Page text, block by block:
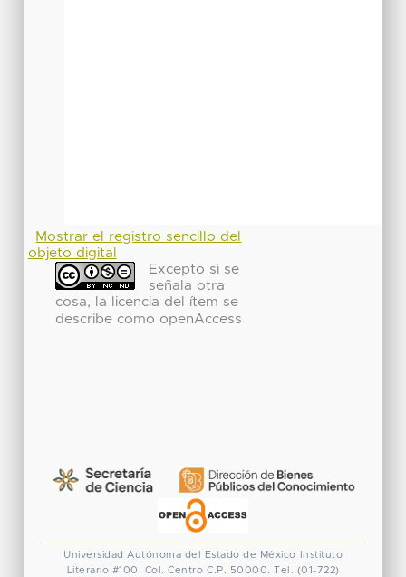
Mostrar el registro sencillo del
objeto digital
Excepto si se
señala otra
cosa, la licencia del ítem se
describe como openAccess
Universidad Autónoma del Estado de México
Instituto
Literario #100. Col. Centro C.P. 50000. Tel. (01-722)